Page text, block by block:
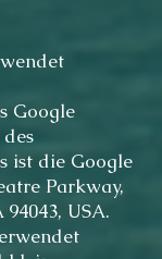
Google
ist die Google
Parkway,
USA.